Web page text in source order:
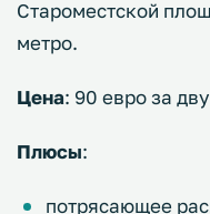
Староместской
метро.
Цена: 90 евро за
Плюсы:
потрясающее